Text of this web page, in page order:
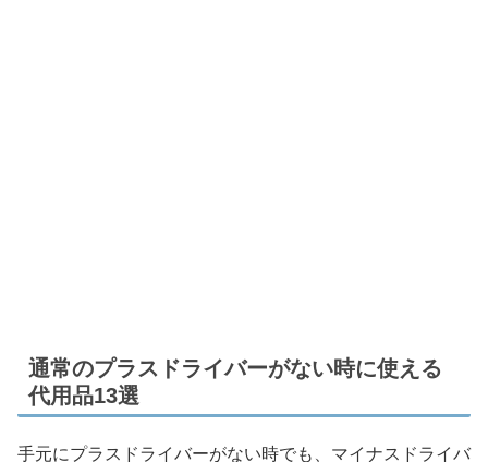
通常のプラスドライバーがない時に使える
代用品13選
手元にプラスドライバーがない時でも、マイナスドライバ